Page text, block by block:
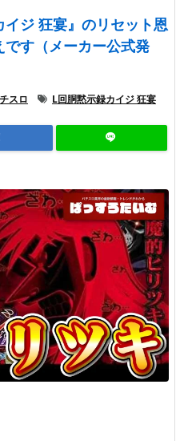
イジ 狂宴』のリセット恩
す（メーカー公式発
スロ L回胴黙示録カイジ 狂宴